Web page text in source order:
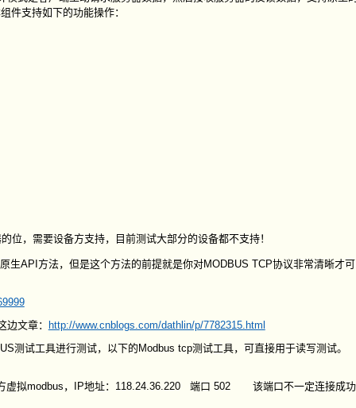
件支持如下的功能操作：
，需要设备方支持，目前测试大部分的设备都不支持！
生API方法，但是这个方法的前提就是你对MODBUS TCP协议非常清晰才
文章：
http://www.cnblogs.com/dathlin/p/7782315.html
测试工具进行测试，以下的Modbus tcp测试工具，可直接用于读写测试。
虚拟modbus，IP地址：118.24.36.220 端口 502 该端口不一定连接成